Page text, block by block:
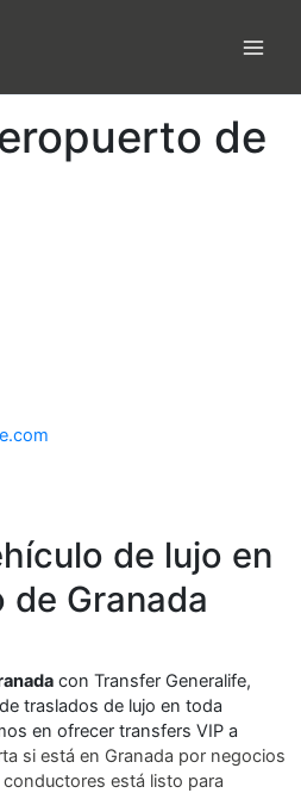
de
de lujo en
Granada
con Transfer Generalife,
traslados de lujo en toda
en ofrecer transfers VIP a
si está en Granada por negocios
está listo para